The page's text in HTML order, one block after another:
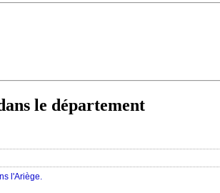
le département
l'Ariège.